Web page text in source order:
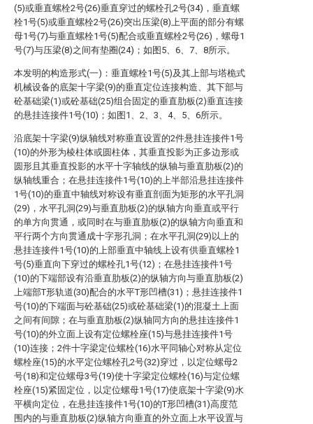
(5)或垂直螺栓2号(26)垂直穿过的螺栓孔2号(34)，垂直螺
栓1号(5)或垂直螺栓2号(26)突出压梁(8)上平面的部分有螺
母1号(7)与垂直螺栓1号(5)配合或垂直螺栓2号(26)，螺母1
号(7)与压梁(8)之间有垫圈(24)；如图5、6、7、8所示。
本发明的构造形式(一)：垂直螺栓1号(5)及其上部与塔桅式
机械设备的底架十字梁(9)的垂直定位连接构造、其下部与
砼基础梁(1)或砼基础(25)组合固定的垂直肋板(2)垂直连接
的悬挂连接件1号(10)；如图1、2、3、4、5、6所示。
沿底架十字梁(9)纵轴线对称垂直设置的2件悬挂连接件1号
(10)的外形为棱柱体或圆柱体，其垂直投影为正多边形或
圆形且其垂直投影的水平十字轴线的纵轴与垂直肋板(2)的
纵轴线重合；在悬挂连接件1号(10)的上半部沿悬挂连接件
1号(10)的垂直中轴线对称设有垂直剖面为矩形的水平孔洞
(29)，水平孔洞(29)与垂直肋板(2)的纵轴方向垂直或平行
的单方向贯通，或同时在与垂直肋板(2)的纵轴方向垂直和
平行两个方向贯通成十字形孔洞；在水平孔洞(29)以上的
悬挂连接件1号(10)的上部垂直中轴线上设有供垂直螺栓1
号(5)垂直向下穿过的螺栓孔1号(12)；在悬挂连接件1号
(10)的下端部设有沿垂直肋板(2)的纵轴方向与垂直肋板(2)
上端部T形轨道(30)配合的水平T形凹槽(31)；悬挂连接件1
号(10)的下端面与砼基础(25)或砼基础梁(1)的混凝土上面
之间有间隙；在与垂直肋板(2)纵轴同方向的悬挂连接件1
号(10)的外立面上设有定位螺栓座(15)与悬挂连接件1号
(10)连接；2件十字梁定位螺栓(16)水平同轴心对称从定位
螺栓座(15)的水平定位螺栓孔2号(32)穿过，以定位螺母2
号(18)和定位螺母3号(19)使十字梁定位螺栓(16)与定位螺
栓座(15)紧固定位，以定位螺母1号(17)使底架十字梁(9)水
平横向定位，在悬挂连接件1号(10)的T形凹槽(31)高度范
围内的与垂直肋板(2)纵轴方向垂直的外立面上水平设置与